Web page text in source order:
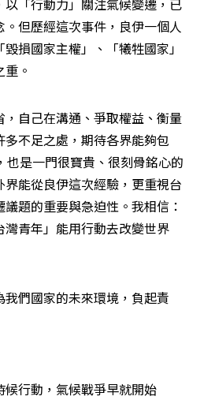
「行動力」關注氣候變遷，已
但歷經這次事件，良伊一個人
損國家主權」、「犧牲國家」
。
自己在溝通、爭取權益、衡量
不足之處，期待各界能夠包
也是一門很寶貴、很刻骨銘心的
能從良伊這次經驗，更重視台
題的重要與急迫性。我相信：
灣青年」能用行動去改變世界
們國家的未來環境，負起責
行動，氣候戰爭早就開始